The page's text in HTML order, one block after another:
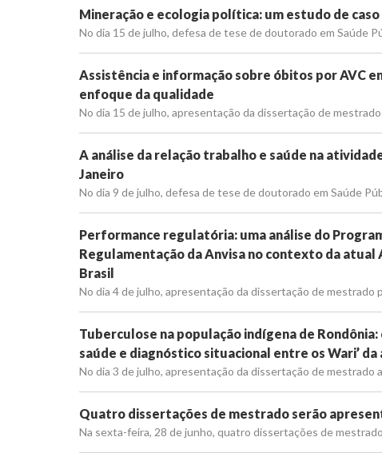
Mineração e ecologia política: um estudo de
No dia 15 de julho, defesa de tese de doutorado em Saúde
Assistência e informação sobre óbitos por AVC
enfoque da qualidade
No dia 15 de julho, apresentação da dissertação de
A análise da relação trabalho e saúde na
Janeiro
No dia 9 de julho, defesa de tese de doutorado em Saúde
Performance regulatória: uma análise do
Regulamentação da Anvisa no contexto da
Brasil
No dia 4 de julho, apresentação da dissertação de mestrado
Tuberculose na população indígena de
saúde e diagnóstico situacional entre os Wari’
No dia 3 de julho, apresentação da dissertação de mestrado
Quatro dissertações de mestrado serão
Na sexta-feira, 28 de junho, quatro dissertações de